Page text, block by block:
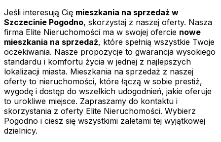
Jeśli interesują Cię mieszkania na sprzedaż w
Szczecinie Pogodno, skorzystaj z naszej oferty. Nasza
firma Elite Nieruchomości ma w swojej ofercie nowe
mieszkania na sprzedaż, które spełnią wszystkie Twoje
oczekiwania. Nasze propozycje to gwarancja wysokiego
standardu i komfortu życia w jednej z najlepszych
lokalizacji miasta. Mieszkania na sprzedaż z naszej
oferty to nieruchomości, które łączą w sobie prestiż,
wygodę i dostęp do wszelkich udogodnień, jakie oferuje
to urokliwe miejsce. Zapraszamy do kontaktu i
skorzystania z oferty Elite Nieruchomości. Wybierz
Pogodno i ciesz się wszystkimi zaletami tej wyjątkowej
dzielnicy.